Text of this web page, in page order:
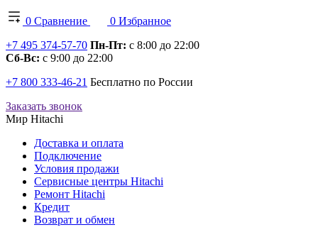
0 Сравнение 0 Избранное
+7 495 374-57-70 Пн-Пт: с 8:00 до 22:00
Сб-Вс: с 9:00 до 22:00
+7 800 333-46-21 Бесплатно по России
Заказать звонок
Мир Hitachi
Доставка и оплата
Подключение
Условия продажи
Сервисные центры Hitachi
Ремонт Hitachi
Кредит
Возврат и обмен